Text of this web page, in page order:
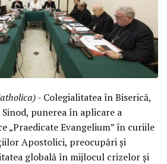
- Colegialitatea în Biserică,
punerea în aplicare a
„Praedicate Evangelium” în curiile
Apostolici, preocupări și
globală în mijlocul crizelor și